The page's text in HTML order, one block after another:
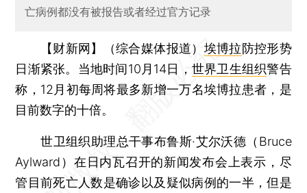
亡病例都没有被报告或者经过官方记录
【财新网】（综合媒体报道） 埃博拉防控形势
日渐紧张。当地时间10月14日， 世界卫生组织警告
称，12月初每周将最多新增一万名埃博拉患者，是
目前数字的十倍。
世卫组织助理总干事布鲁斯·艾尔沃德（Bruce
Aylward）在日内瓦召开的新闻发布会上表示，尽
管目前死亡人数是确诊以及疑似病例的一半，但是